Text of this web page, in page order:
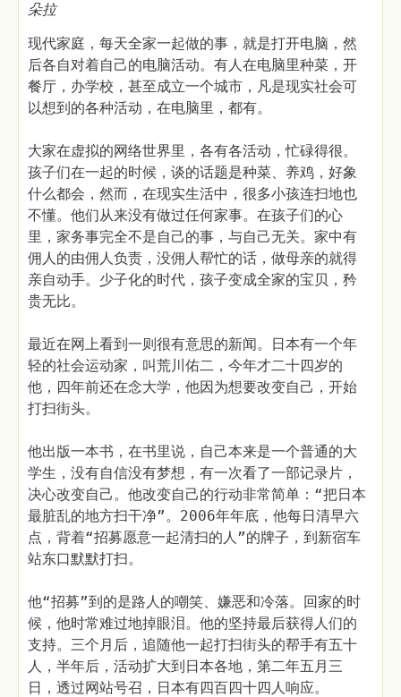
朵拉
现代家庭，每天全家一起做的事，就是打开电脑，然
后各自对着自己的电脑活动。有人在电脑里种菜，开
餐厅，办学校，甚至成立一个城市，凡是现实社会可
以想到的各种活动，在电脑里，都有。
大家在虚拟的网络世界里，各有各活动，忙碌得很。
孩子们在一起的时候，谈的话题是种菜、养鸡，好象
什么都会，然而，在现实生活中，很多小孩连扫地也
不懂。他们从来没有做过任何家事。在孩子们的心
里，家务事完全不是自己的事，与自己无关。家中有
佣人的由佣人负责，没佣人帮忙的话，做母亲的就得
亲自动手。少子化的时代，孩子变成全家的宝贝，矜
贵无比。
最近在网上看到一则很有意思的新闻。日本有一个年
轻的社会运动家，叫荒川佑二，今年才二十四岁的
他，四年前还在念大学，他因为想要改变自己，开始
打扫街头。
他出版一本书，在书里说，自己本来是一个普通的大
学生，没有自信没有梦想，有一次看了一部记录片，
决心改变自己。他改变自己的行动非常简单：“把日本
最脏乱的地方扫干净”。2006年年底，他每日清早六
点，背着“招募愿意一起清扫的人”的牌子，到新宿车
站东口默默打扫。
他“招募”到的是路人的嘲笑、嫌恶和冷落。回家的时
候，他时常难过地掉眼泪。他的坚持最后获得人们的
支持。三个月后，追随他一起打扫街头的帮手有五十
人，半年后，活动扩大到日本各地，第二年五月三
日，透过网站号召，日本有四百四十四人响应。